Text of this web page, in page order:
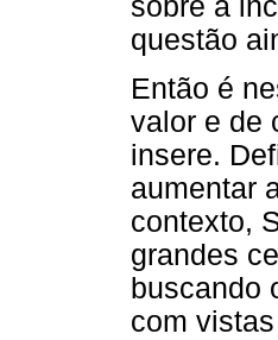
sobre a
questão
Então é
valor e de
insere.
aumentar
contexto,
grandes
buscando
com